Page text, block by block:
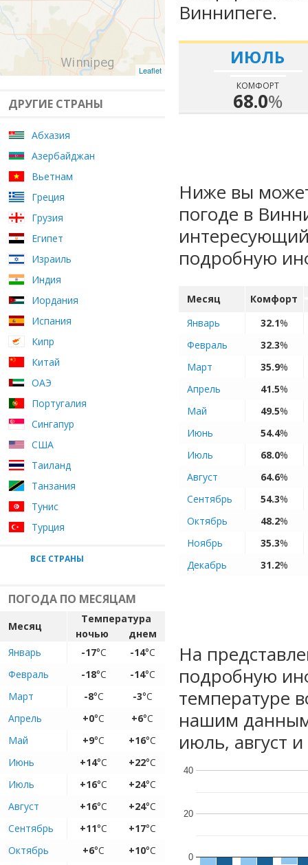
Leaflet
ДРУГИЕ СТРАНЫ
Абхазия
Азербайджан
Вьетнам
Греция
Грузия
Египет
Израиль
Индия
Иордания
Испания
Кипр
Китай
ОАЭ
Португалия
Сингапур
США
Таиланд
Танзания
Тунис
Турция
ВСЕ СТРАНЫ
ПОГОДА ПО МЕСЯЦАМ
Месяц
Температура
ночью
днем
Январь
-17°C -14°C
Февраль
-18°C -14°C
Март
-8°C -3°C
Апрель
+0°C +6°C
Май
+9°C +16°C
Июнь
+14°C +22°C
Июль
+16°C +24°C
Август
+16°C +24°C
Сентябрь
+11°C +17°C
Октябрь
+6°C +10°C
Виннипеге.
ИЮЛЬ
КОМФОРТ
68.0%
Ниже вы
погоде в
подробную
Месяц
Комфорт
Январь
32.1%
Февраль
32.3%
Март
35.9%
Апрель
41.5%
Май
49.5%
Июнь
54.4%
Июль
68.0%
Август
64.6%
Сентябрь
54.3%
Октябрь
48.2%
Ноябрь
35.3%
Декабрь
31.2%
На
подробную
температуре
нашим
июль, август
0
20
40